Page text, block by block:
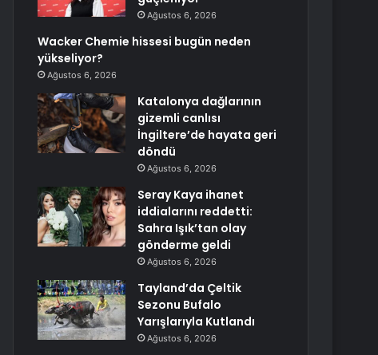
Ağustos 6, 2026
Wacker Chemie hissesi bugün neden
yükseliyor?
Ağustos 6, 2026
Katalonya dağlarının
gizemli canlısı
İngiltere’de hayata geri
döndü
Ağustos 6, 2026
Seray Kaya ihanet
iddialarını reddetti:
Sahra Işık’tan olay
gönderme geldi
Ağustos 6, 2026
Tayland’da Çeltik
Sezonu Bufalo
Yarışlarıyla Kutlandı
Ağustos 6, 2026